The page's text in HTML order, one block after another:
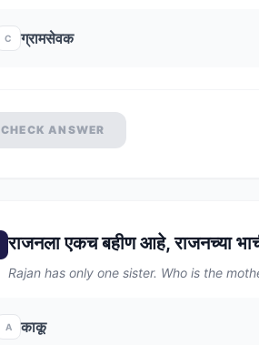
C ग्रामसेवक
CHECK ANSWER
राजनला एकच बहीण आहे, राजनच्या
Rajan has only one sister. Who is the
A काकू